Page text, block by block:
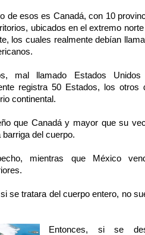
de esos es Canadá, con 10
ubicados en el extremo norte
los cuales realmente debían
mal llamado Estados Unidos
registra 50 Estados, los otros
continental.
que Canadá y mayor que su
del cuerpo.
mientras que México
se tratara del cuerpo entero, no
Entonces, si se